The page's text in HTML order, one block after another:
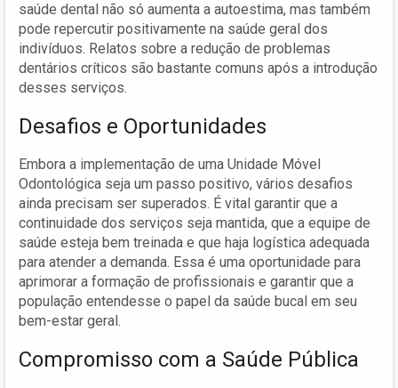
saúde dental não só aumenta a autoestima, mas também
pode repercutir positivamente na saúde geral dos
indivíduos. Relatos sobre a redução de problemas
dentários críticos são bastante comuns após a introdução
desses serviços.
Desafios e Oportunidades
Embora a implementação de uma Unidade Móvel
Odontológica seja um passo positivo, vários desafios
ainda precisam ser superados. É vital garantir que a
continuidade dos serviços seja mantida, que a equipe de
saúde esteja bem treinada e que haja logística adequada
para atender a demanda. Essa é uma oportunidade para
aprimorar a formação de profissionais e garantir que a
população entendesse o papel da saúde bucal em seu
bem-estar geral.
Compromisso com a Saúde Pública